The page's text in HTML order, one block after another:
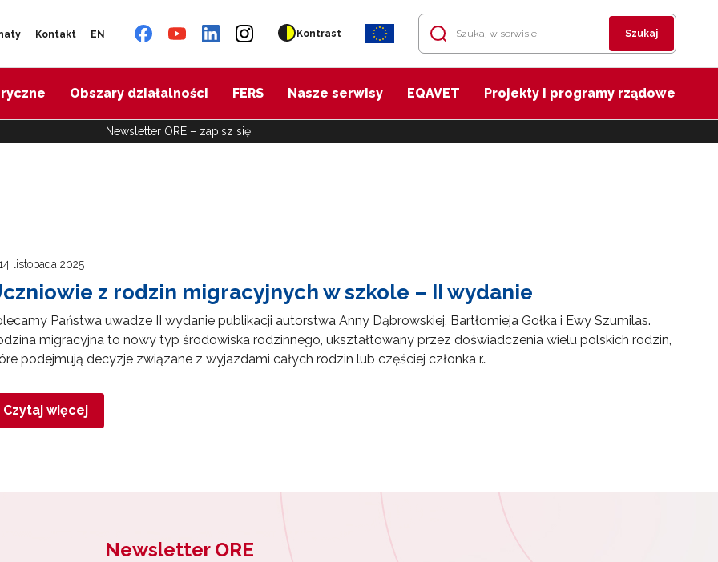
Kontakt EN Kontrast Szukaj
Obszary działalności FERS Nasze serwisy EQAVET Projekty i programy rządowe
Newsletter ORE – zapisz się!
listopada 2025
z rodzin migracyjnych w szkole – II wydanie
Państwa uwadze II wydanie publikacji autorstwa Anny Dąbrowskiej, Bartłomieja Gołka i Ewy Szumilas.
migracyjna to nowy typ środowiska rodzinnego, ukształtowany przez doświadczenia wielu polskich rodzin,
podejmują decyzje związane z wyjazdami całych rodzin lub częściej członka r…
Czytaj więcej
Newsletter ORE